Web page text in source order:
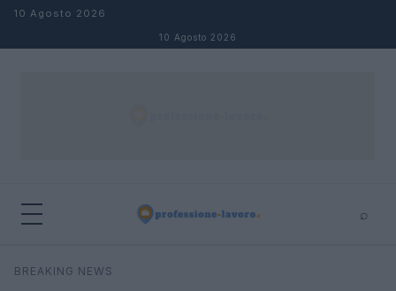
Salta al contenuto
10 Agosto 2026
10 Agosto 2026
⌕
Cerca
BREAKING NEWS